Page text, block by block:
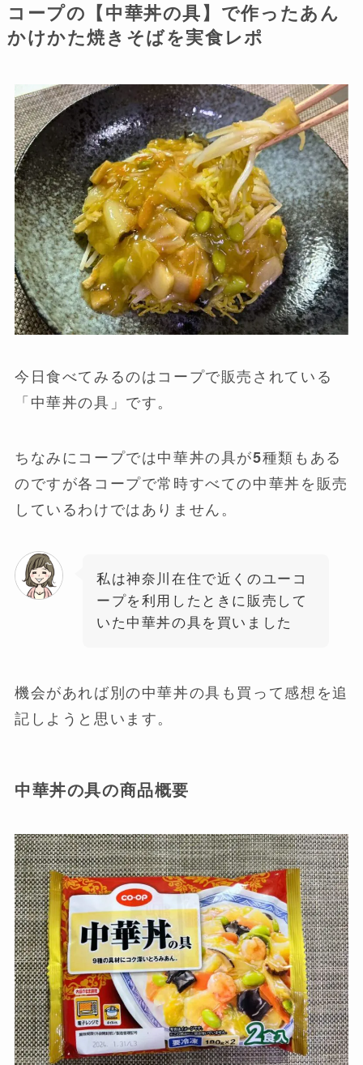
コープの【中華丼の具】で作ったあん
かけかた焼きそばを実食レポ
今日食べてみるのはコープで販売されている
「中華丼の具」です。
ちなみにコープでは中華丼の具が5種類もある
のですが各コープで常時すべての中華丼を販売
しているわけではありません。
私は神奈川在住で近くのユーコ
ープを利用したときに販売して
いた中華丼の具を買いました
機会があれば別の中華丼の具も買って感想を追
記しようと思います。
中華丼の具の商品概要